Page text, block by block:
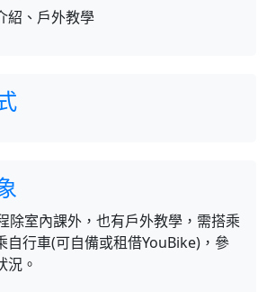
紹、戶外教學
除室內課外，也有戶外教學，需搭乘
自行車(可自備或租借YouBike)，參
況。